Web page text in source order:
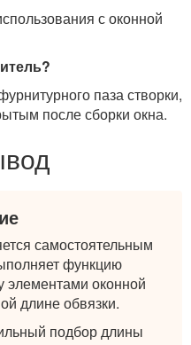
с оконной
паза створки,
после сборки окна.
самостоятельным
функцию
оконной
длине обвязки.
подбор длины